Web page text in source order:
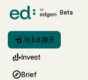
Beta
 与 Ed 聊天
Invest
Brief